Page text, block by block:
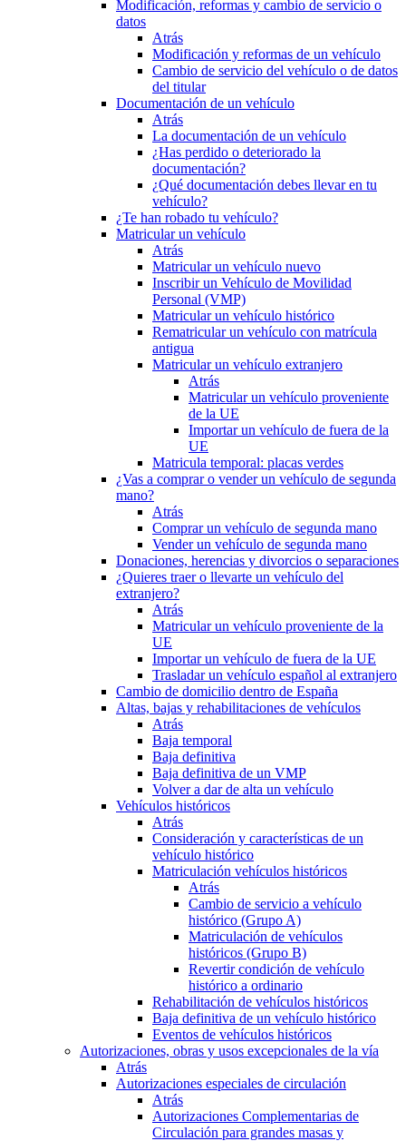
Modificación, reformas y cambio de servicio o
datos
Atrás
Modificación y reformas de un vehículo
Cambio de servicio del vehículo o de datos
del titular
Documentación de un vehículo
Atrás
La documentación de un vehículo
¿Has perdido o deteriorado la
documentación?
¿Qué documentación debes llevar en tu
vehículo?
¿Te han robado tu vehículo?
Matricular un vehículo
Atrás
Matricular un vehículo nuevo
Inscribir un Vehículo de Movilidad
Personal (VMP)
Matricular un vehículo histórico
Rematricular un vehículo con matrícula
antigua
Matricular un vehículo extranjero
Atrás
Matricular un vehículo proveniente
de la UE
Importar un vehículo de fuera de la
UE
Matricula temporal: placas verdes
¿Vas a comprar o vender un vehículo de segunda
mano?
Atrás
Comprar un vehículo de segunda mano
Vender un vehículo de segunda mano
Donaciones, herencias y divorcios o separaciones
¿Quieres traer o llevarte un vehículo del
extranjero?
Atrás
Matricular un vehículo proveniente de la
UE
Importar un vehículo de fuera de la UE
Trasladar un vehículo español al extranjero
Cambio de domicilio dentro de España
Altas, bajas y rehabilitaciones de vehículos
Atrás
Baja temporal
Baja definitiva
Baja definitiva de un VMP
Volver a dar de alta un vehículo
Vehículos históricos
Atrás
Consideración y características de un
vehículo histórico
Matriculación vehículos históricos
Atrás
Cambio de servicio a vehículo
histórico (Grupo A)
Matriculación de vehículos
históricos (Grupo B)
Revertir condición de vehículo
histórico a ordinario
Rehabilitación de vehículos históricos
Baja definitiva de un vehículo histórico
Eventos de vehículos históricos
Autorizaciones, obras y usos excepcionales de la vía
Atrás
Autorizaciones especiales de circulación
Atrás
Autorizaciones Complementarias de
Circulación para grandes masas y